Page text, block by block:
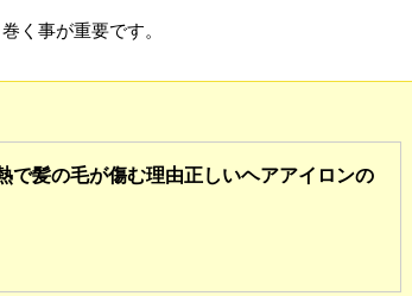
く事が重要です。
で髪の毛が傷む理由正しいヘアアイロンの